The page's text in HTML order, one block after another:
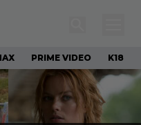
PRIME VIDEO K18